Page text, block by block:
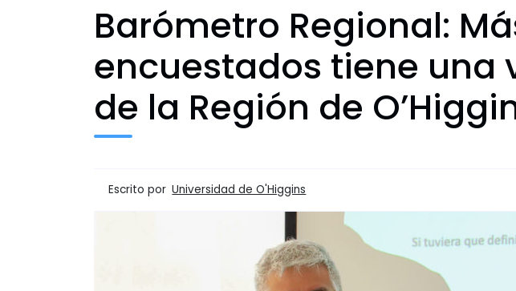
Barómetro Regional:
encuestados tiene una
de la Región de
Escrito por Universidad de O'Higgins